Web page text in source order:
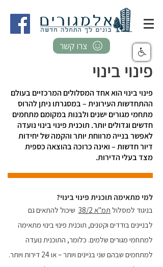
צרו קשר
פינוי בינוי
פינוי בינוי הוא אחד המסלולים המרכזיים בעולם
ההתחדשות העירונית – במסגרתו ניתן להרוס
מתחמי מגורים ישנים ולבנות במקומם מתחמים
חדשים וגדולים יותר. תוכנית פינוי בינוי נועדה
לאפשר בנייה מרווחת יותר והקמה של יחידות
דיור חדשות – ואינה כרוכה בהוצאה כספית
מצד בעלי הדירות.
למי מתאימה תוכנית פינוי בינוי?
בניגוד למסלול תמ"א 38/2
שיכול להתאים גם
לבניינים בודדים וקטנים, תוכנית פינוי בינוי מתאימה
למתחמי מגורים שלמים. כלומר, התוכנית נועדה
למתחמים שבהם שני בניינים ויותר – או 24 דירות ויותר.